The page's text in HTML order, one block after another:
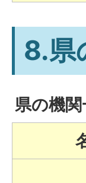
8.県
県の機